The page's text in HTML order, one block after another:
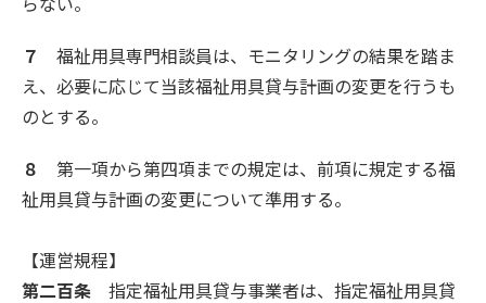
７
福祉用具専門相談員は、モニタリングの結果を踏ま
え、必要に応じて当該福祉用具貸与計画の変更を行うも
のとする。
８
第一項から第四項までの規定は、前項に規定する福
祉用具貸与計画の変更について準用する。
【運営規程】
第二百条 指定福祉用具貸与事業者は、指定福祉用具貸